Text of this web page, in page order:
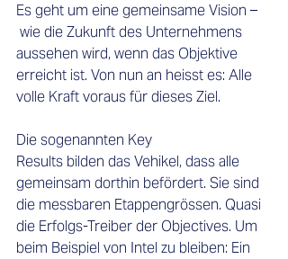
Es geht um eine gemeinsame Vision –
wie die Zukunft des Unternehmens
aussehen wird, wenn das Objektive
erreicht ist. Von nun an heisst es: Alle
volle Kraft voraus für dieses Ziel.
Die sogenannten Key
Results bilden das Vehikel, dass alle
gemeinsam dorthin befördert. Sie sind
die messbaren Etappengrössen. Quasi
die Erfolgs-Treiber der Objectives. Um
beim Beispiel von Intel zu bleiben: Ein